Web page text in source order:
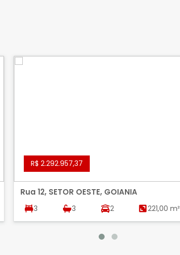
R$ 2.292.957,37
Rua 12, SETOR OESTE, GOIANIA
3 3 2 221,00 m²